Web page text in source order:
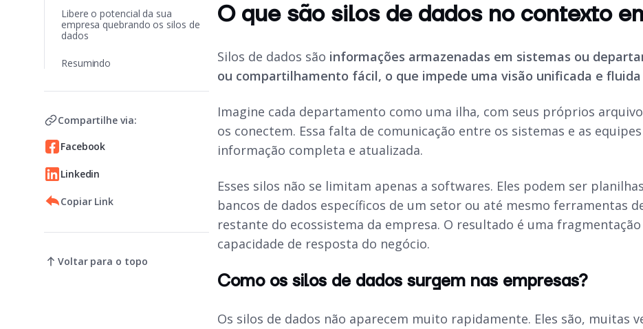
Libere o potencial da sua
empresa quebrando os silos de
dados
Resumindo
Compartilhe via:
Facebook
Linkedin
Copiar Link
Voltar para o topo
O que são silos de dados no contexto
Silos de dados são informações armazenadas em sistemas ou
ou compartilhamento fácil, o que impede uma visão unificada e fluida
Imagine cada departamento como uma ilha, com seus próprios
os conectem. Essa falta de comunicação entre os sistemas e as
informação completa e atualizada.
Esses silos não se limitam apenas a softwares. Eles podem ser
bancos de dados específicos de um setor ou até mesmo ferramentas
restante do ecossistema da empresa. O resultado é uma
capacidade de resposta do negócio.
Como os silos de dados surgem nas empresas?
Os silos de dados não aparecem muito rapidamente. Eles são, muitas